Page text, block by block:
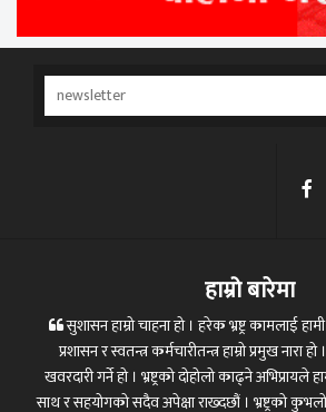
हाम्रो बारेमा
सुशासन हाम्रो चाहना हो । हरेक भ्रष्ट्र कामलाई
प्रशासन र स्वतन्त्र कर्मचारीतन्त्र हाम्रो प्रमुख नारा
खवरदारी गर्ने हो । भ्रष्ट्रको दोहोलो काढ्ने
साथ र सहयोगको सदैव अपेक्षा राख्दछौं । भ्रष्ट्रको